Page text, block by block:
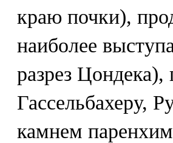
краю почки),
наиболее
разрез
Гассельбахеру,
камнем